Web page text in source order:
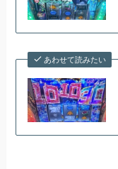
あわせて読みたい